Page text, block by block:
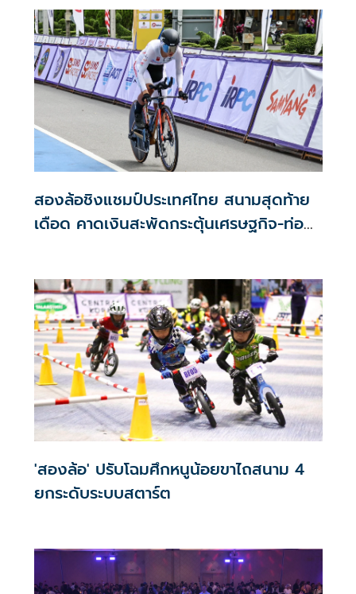
ยาเสพติด
สองล้อชิงแชมป์ประเทศไทย สนามสุดท้าย
เดือด คาดเงินสะพัดกระตุ้นเศรษฐกิจ-ท่อง
'สองล้อ' ปรับโฉมศึกหนูน้อยขาไถสนาม 4
ยกระดับระบบสตาร์ต